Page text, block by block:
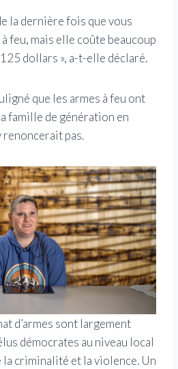
la dernière fois que vous
feu, mais elle coûte beaucoup
dollars », a-t-elle déclaré.
que les armes à feu ont
famille de génération en
renoncerait pas.
d’armes sont largement
démocrates au niveau local
la criminalité et la violence. Un